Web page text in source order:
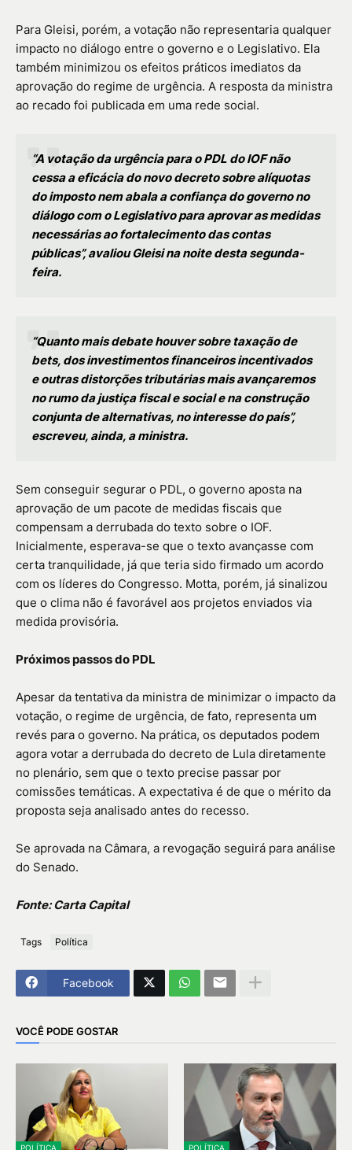
Para Gleisi, porém, a votação não representaria qualquer
impacto no diálogo entre o governo e o Legislativo. Ela
também minimizou os efeitos práticos imediatos da
aprovação do regime de urgência. A resposta da ministra
ao recado foi publicada em uma rede social.
“A votação da urgência para o PDL do IOF não
cessa a eficácia do novo decreto sobre alíquotas
do imposto nem abala a confiança do governo no
diálogo com o Legislativo para aprovar as medidas
necessárias ao fortalecimento das contas
públicas”, avaliou Gleisi na noite desta segunda-
feira.
“Quanto mais debate houver sobre taxação de
bets, dos investimentos financeiros incentivados
e outras distorções tributárias mais avançaremos
no rumo da justiça fiscal e social e na construção
conjunta de alternativas, no interesse do país”,
escreveu, ainda, a ministra.
Sem conseguir segurar o PDL, o governo aposta na
aprovação de um pacote de medidas fiscais que
compensam a derrubada do texto sobre o IOF.
Inicialmente, esperava-se que o texto avançasse com
certa tranquilidade, já que teria sido firmado um acordo
com os líderes do Congresso. Motta, porém, já sinalizou
que o clima não é favorável aos projetos enviados via
medida provisória.
Próximos passos do PDL
Apesar da tentativa da ministra de minimizar o impacto da
votação, o regime de urgência, de fato, representa um
revés para o governo. Na prática, os deputados podem
agora votar a derrubada do decreto de Lula diretamente
no plenário, sem que o texto precise passar por
comissões temáticas. A expectativa é de que o mérito da
proposta seja analisado antes do recesso.
Se aprovada na Câmara, a revogação seguirá para análise
do Senado.
Fonte: Carta Capital
Tags Política
Facebook
VOCÊ PODE GOSTAR
POLÍTICA POLÍTICA